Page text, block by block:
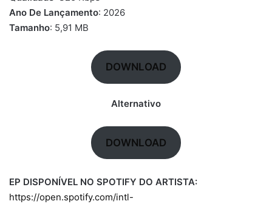
Ano De Lançamento: 2026
Tamanho: 5,91 MB
DOWNLOAD
Alternativo
DOWNLOAD
EP DISPONÍVEL NO SPOTIFY DO ARTISTA:
https://open.spotify.com/intl-